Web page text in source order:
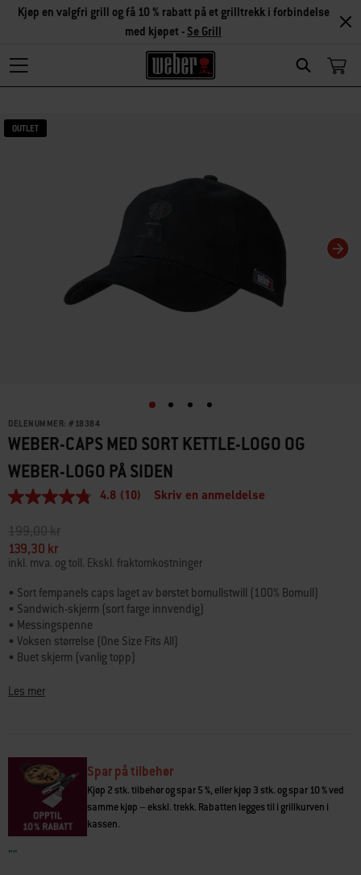
Search
Kjøp en valgfri grill og få 10 % rabatt på et grilltrekk i forbindelse
med kjøpet - Se Grill
OUTLET
Hvis karusellbildet endres, endres gjeldende bilde for
DELENUMMER: # 18384
WEBER-CAPS MED SORT KETTLE-LOGO OG
WEBER-LOGO PÅ SIDEN
4.8
5
stjerner,
gjennomsnittlig
vurderingsverdi.
10
Reviews.
Samme
sidelenke.
4.8 (10) Skriv en anmeldelse
Pris redusert fra
199,00 krtil
139,30 kr
inkl. mva. og toll. Ekskl. fraktomkostninger
• Sort fempanels caps laget av børstet bomullstwill (100% Bomull)
• Sandwich-skjerm (sort farge innvendig)
• Messingspenne
• Voksen størrelse (One Size Fits All)
• Buet skjerm (vanlig topp)
umiskjennelige WEBER kulegrillen
Les mer
Spar på tilbehør
Kjøp 2 stk. tilbehør og spar 5 %, eller kjøp 3 stk. og spar 10 % ved
samme kjøp – ekskl. trekk. Rabatten legges til i grillkurven i
kassen.
""